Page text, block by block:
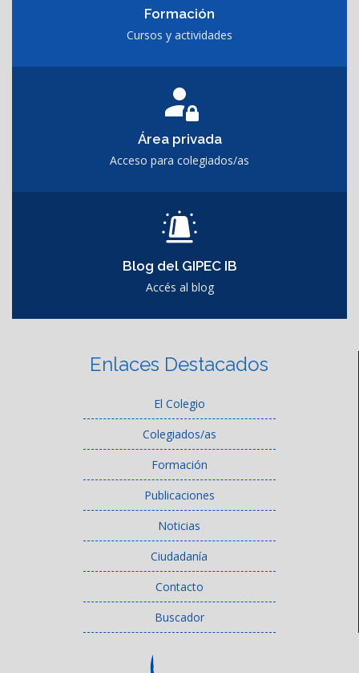
Formación
Cursos y actividades
Área privada
Acceso para colegiados/as
Blog del GIPEC IB
Accés al blog
Enlaces Destacados
El Colegio
Colegiados/as
Formación
Publicaciones
Noticias
Ciudadanía
Contacto
Buscador